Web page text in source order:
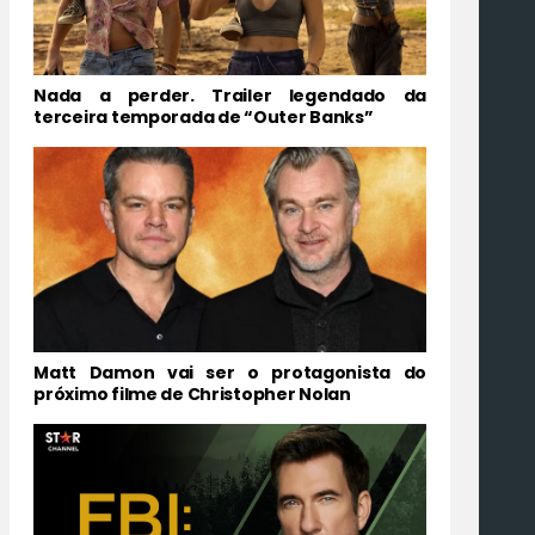
Nada a perder. Trailer legendado da
terceira temporada de “Outer Banks”
Matt Damon vai ser o protagonista do
próximo filme de Christopher Nolan